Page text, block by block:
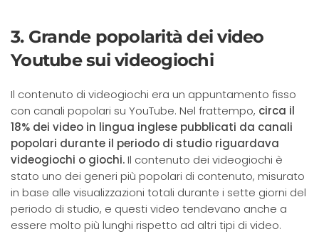
3. Grande popolarità dei video
Youtube sui videogiochi
Il contenuto di videogiochi era un appuntamento fisso
con canali popolari su YouTube. Nel frattempo, circa il
18% dei video in lingua inglese pubblicati da canali
popolari durante il periodo di studio riguardava
videogiochi o giochi.Il contenuto dei videogiochi è
stato uno dei generi più popolari di contenuto, misurato
in base alle visualizzazioni totali durante i sette giorni del
periodo di studio, e questi video tendevano anche a
essere molto più lunghi rispetto ad altri tipi di video.